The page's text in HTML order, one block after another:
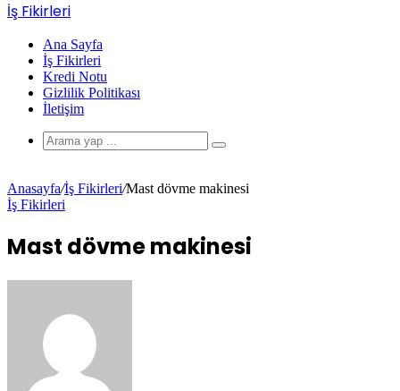
İş Fikirleri
Ana Sayfa
İş Fikirleri
Kredi Notu
Gizlilik Politikası
İletişim
Anasayfa/İş Fikirleri/Mast dövme makinesi
İş Fikirleri
Mast dövme makinesi